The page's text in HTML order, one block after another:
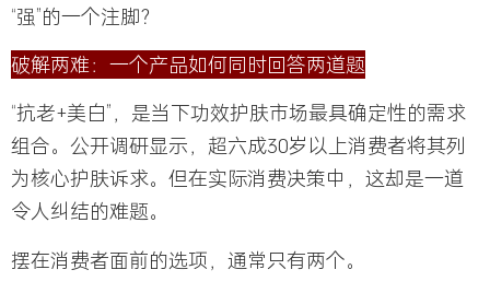
“强”的一个注脚？
破解两难： 一个产品如何同时回答两道题
“抗老+美白”，是当下功效护肤市场最具确定性的需求
组合。公开调研显示，超六成30岁以上消费者将其列
为核心护肤诉求。但在实际消费决策中，这却是一道
令人纠结的难题。
摆在消费者面前的选项，通常只有两个。